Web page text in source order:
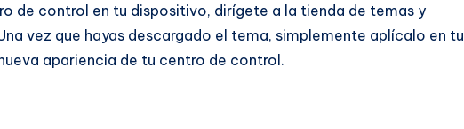
de control en tu dispositivo, dirígete a la tienda de temas y
vez que hayas descargado el tema, simplemente aplícalo en tu
apariencia de tu centro de control.